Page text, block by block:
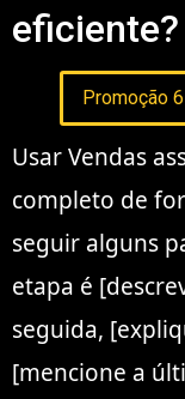
eficiente?
Promoção
Usar Vendas
completo de
seguir alguns
etapa é
seguida,
[mencione a